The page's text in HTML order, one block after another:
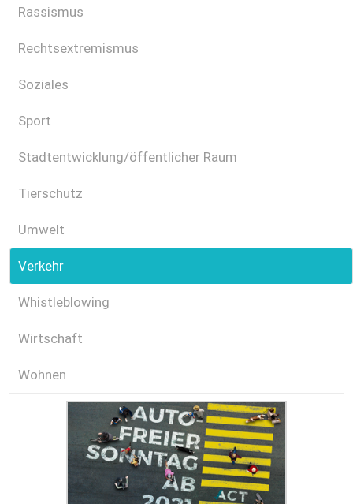
Rassismus
Rechtsextremismus
Soziales
Sport
Stadtentwicklung/öffentlicher Raum
Tierschutz
Umwelt
Verkehr
Whistleblowing
Wirtschaft
Wohnen